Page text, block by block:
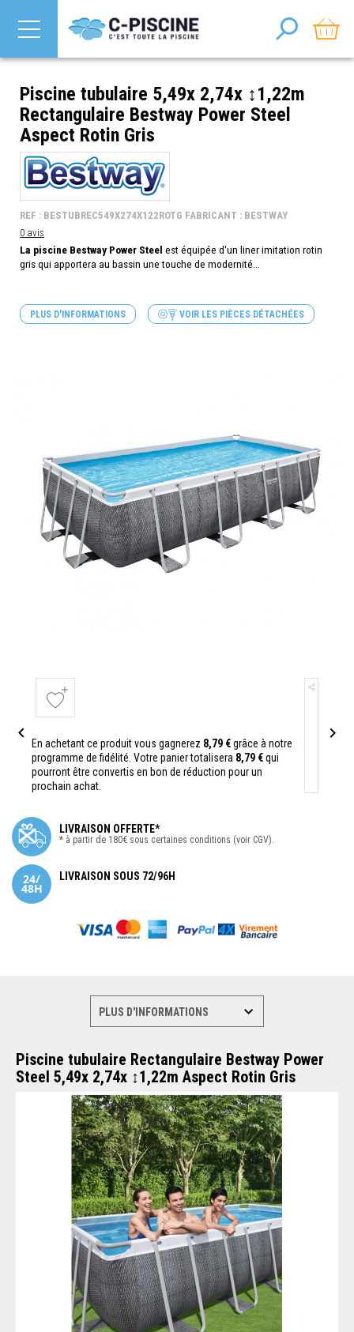
Piscine tubulaire 5,49x 2,74x ↕1,22m
Rectangulaire Bestway Power Steel
Aspect Rotin Gris
0 avis
REF : BESTUBREC549X274X122ROTG FABRICANT : BESTWAY
La piscine Bestway Power Steel est équipée d'un liner imitation rotin
gris qui apportera au bassin une touche de modernité...
PLUS D'INFORMATIONS VOIR LES PIÈCES DÉTACHÉES
En achetant ce produit vous gagnerez 8,79 €grâce à notre
programme de fidélité. Votre panier totalisera 8,79 €qui
pourront être convertis en bon de réduction pour un
prochain achat.
 
LIVRAISON OFFERTE*
* à partir de 180€ sous certaines conditions (voir CGV).
LIVRAISON SOUS 72/96H
Piscine tubulaire Rectangulaire Bestway Power
Steel 5,49x 2,74x ↕1,22m Aspect Rotin Gris